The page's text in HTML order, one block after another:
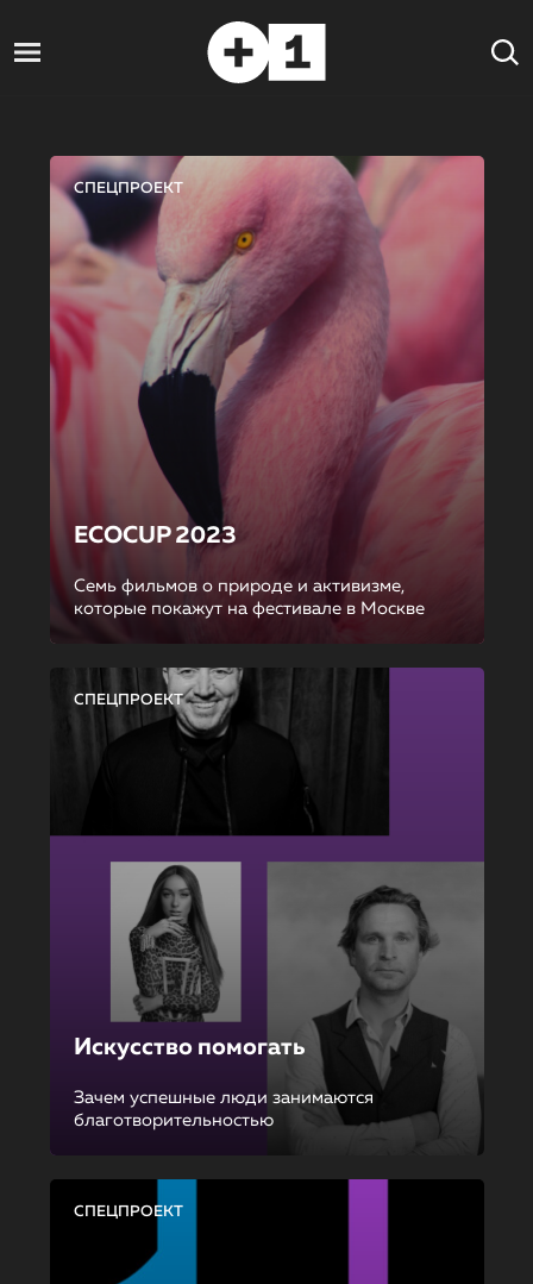
СПЕЦПРОЕКТ
ECOCUP 2023
Семь фильмов о природе и активизме,
которые покажут на фестивале в Москве
СПЕЦПРОЕКТ
Искусство помогать
Зачем успешные люди занимаются
благотворительностью
СПЕЦПРОЕКТ